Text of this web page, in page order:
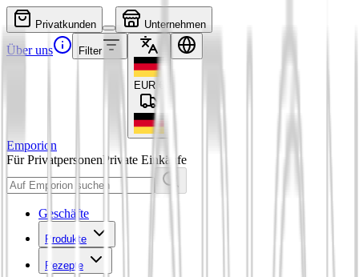
Privatkunden Unternehmen
Über uns Filter
EUR
Emporion
Für PrivatpersonenPrivate Einkäufe
Geschäfte
Produkte
Rezepte